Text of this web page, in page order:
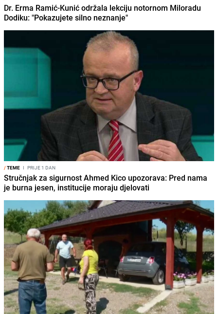
Dr. Erma Ramić-Kunić održala lekciju notornom Miloradu
Dodiku: "Pokazujete silno neznanje"
/TEME I PRIJE 1 DAN
Stručnjak za sigurnost Ahmed Kico upozorava: Pred nama
je burna jesen, institucije moraju djelovati